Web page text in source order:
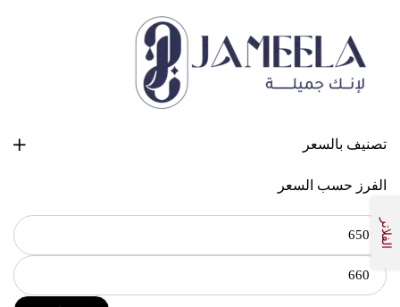
تصنيف بالسعر
الفرز حسب السعر
الفلاتر